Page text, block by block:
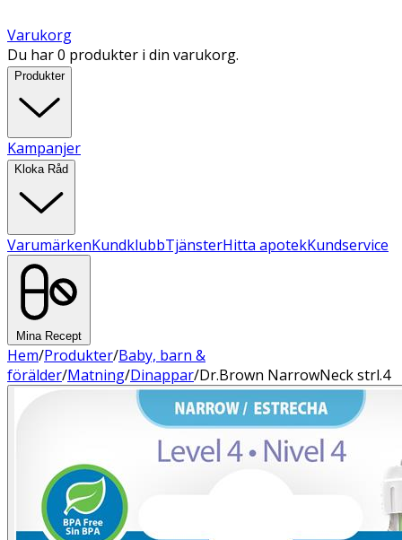
Varukorg
Du har 0 produkter i din varukorg.
Produkter
Kampanjer
Kloka Råd
VarumärkenKundklubbTjänsterHitta apotekKundservice
Mina Recept
Hem/Produkter/Baby, barn &
förälder/Matning/Dinappar/Dr.Brown NarrowNeck strl.4